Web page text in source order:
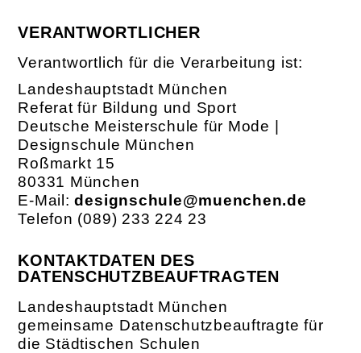
VERANTWORTLICHER
Verantwortlich für die Verarbeitung ist:
Landeshauptstadt München
Referat für Bildung und Sport
Deutsche Meisterschule für Mode |
Designschule München
Roßmarkt 15
80331 München
E-Mail:designschule@muenchen.de
Telefon (089) 233 224 23
KONTAKTDATEN DES
DATENSCHUTZBEAUFTRAGTEN
Landeshauptstadt München
gemeinsame Datenschutzbeauftragte für
die Städtischen Schulen